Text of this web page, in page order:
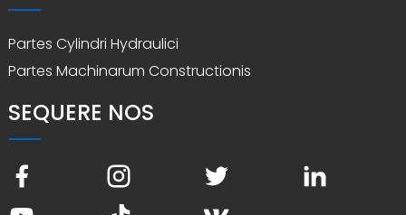
Partes Cylindri Hydraulici
Partes Machinarum Constructionis
SEQUERE NOS